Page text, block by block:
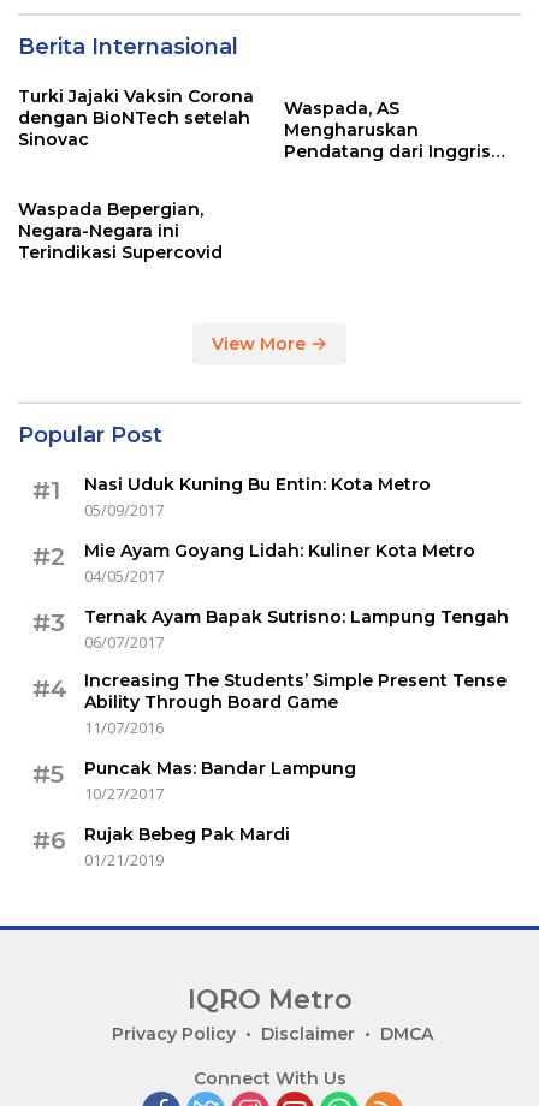
Berita Internasional
Turki Jajaki Vaksin Corona
dengan BioNTech setelah
Sinovac
Waspada, AS
Mengharuskan
Pendatang dari Inggris
Waspada Bepergian,
Negara-Negara ini
Terindikasi Supercovid
View More
Popular Post
#1
Nasi Uduk Kuning Bu Entin: Kota Metro
05/09/2017
#2
Mie Ayam Goyang Lidah: Kuliner Kota Metro
04/05/2017
#3
Ternak Ayam Bapak Sutrisno: Lampung Tengah
06/07/2017
#4
Increasing The Students’ Simple Present Tense
Ability Through Board Game
11/07/2016
#5
Puncak Mas: Bandar Lampung
10/27/2017
#6
Rujak Bebeg Pak Mardi
01/21/2019
IQRO Metro
Privacy Policy Disclaimer DMCA
Connect With Us